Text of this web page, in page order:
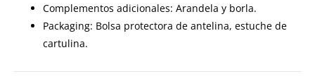
Complementos adicionales: Arandela y borla.
Packaging: Bolsa protectora de antelina, estuche de
cartulina.